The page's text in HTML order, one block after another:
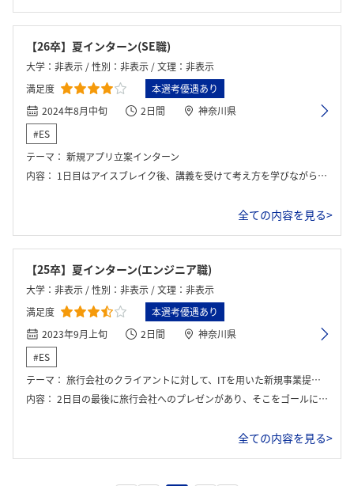
【26卒】夏インターン(SE職)
大学：非表示 / 性別：非表示 / 文理：非表示
満足度
本選考優遇あり
2024年8月中旬
2日間
神奈川県
#ES
テーマ： 新規アプリ立案インターン
内容： 1日目はアイスブレイク後、講義を受けて考え方を学びながらグループワーク。2日目は発表に向け資料の作成、発表後フィードバックもあった。最後に座談会。
全ての内容を見る>
【25卒】夏インターン(エンジニア職)
大学：非表示 / 性別：非表示 / 文理：非表示
満足度
本選考優遇あり
2023年9月上旬
2日間
神奈川県
#ES
テーマ： 旅行会社のクライアントに対して、ITを用いた新規事業提案。
内容： 2日目の最後に旅行会社へのプレゼンがあり、そこをゴールに2日間グループワークを行った。1日目は考える方法などのレクチャー中心で、2日目はグループワーク中心であった。
全ての内容を見る>